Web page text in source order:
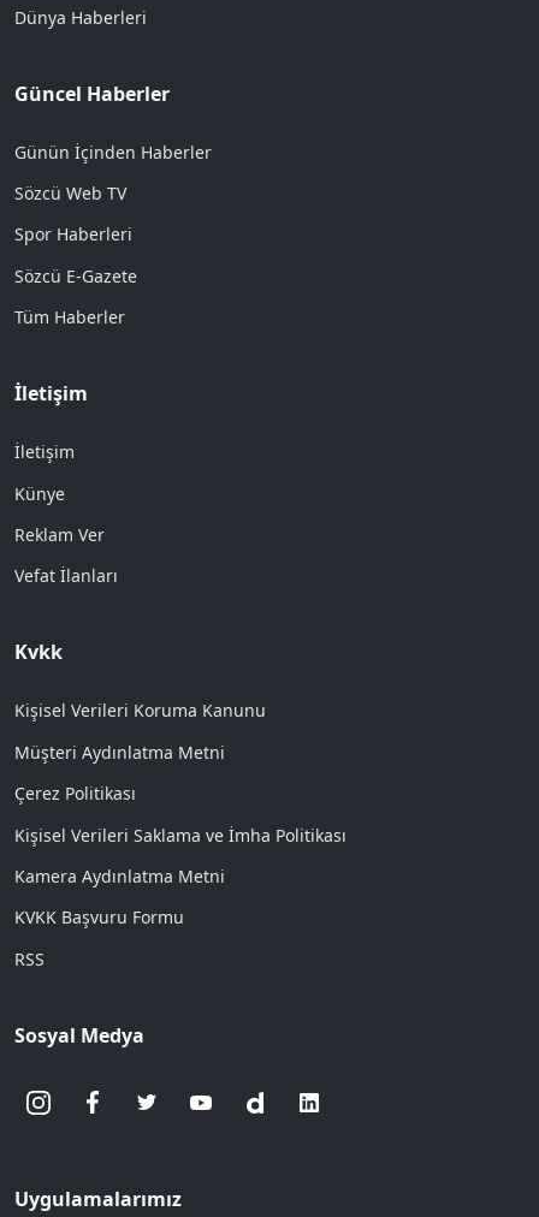
Dünya Haberleri
Güncel Haberler
Günün İçinden Haberler
Sözcü Web TV
Spor Haberleri
Sözcü E-Gazete
Tüm Haberler
İletişim
İletişim
Künye
Reklam Ver
Vefat İlanları
Kvkk
Kişisel Verileri Koruma Kanunu
Müşteri Aydınlatma Metni
Çerez Politikası
Kişisel Verileri Saklama ve İmha Politikası
Kamera Aydınlatma Metni
KVKK Başvuru Formu
RSS
Sosyal Medya
Uygulamalarımız